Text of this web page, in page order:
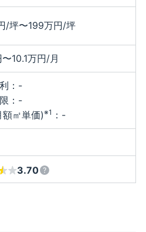
/坪〜199万円/坪
10.1万円/月
： -
： -
㎡単価)※1 ： -
3.70